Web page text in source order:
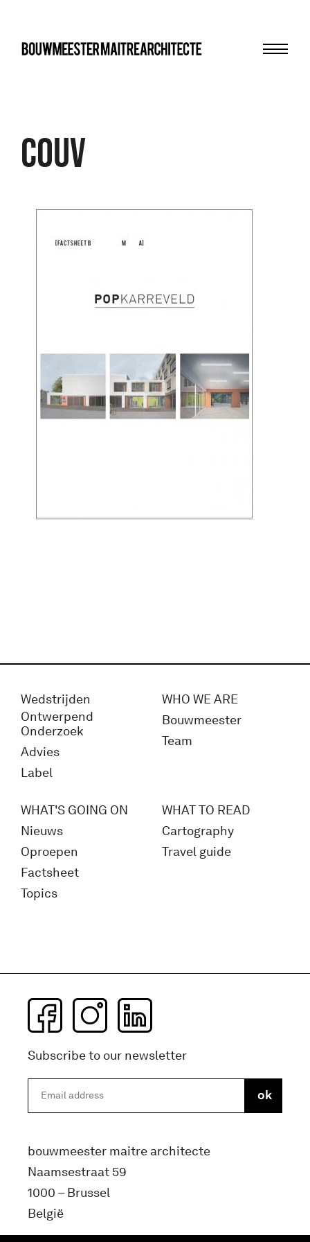
COUV
Wedstrijden
Ontwerpend
Onderzoek
Advies
Label
WHO WE ARE
Bouwmeester
Team
WHAT'S GOING ON
Nieuws
Oproepen
Factsheet
Topics
WHAT TO READ
Cartography
Travel guide
Subscribe to our newsletter
bouwmeester maitre architecte
Naamsestraat 59
1000 – Brussel
België